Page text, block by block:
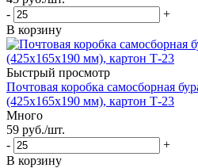
-
+
В корзину
Быстрый просмотр
Почтовая коробка самосборная
(425x165x190 мм), картон Т-23
Много
59 руб./шт.
-
+
В корзину